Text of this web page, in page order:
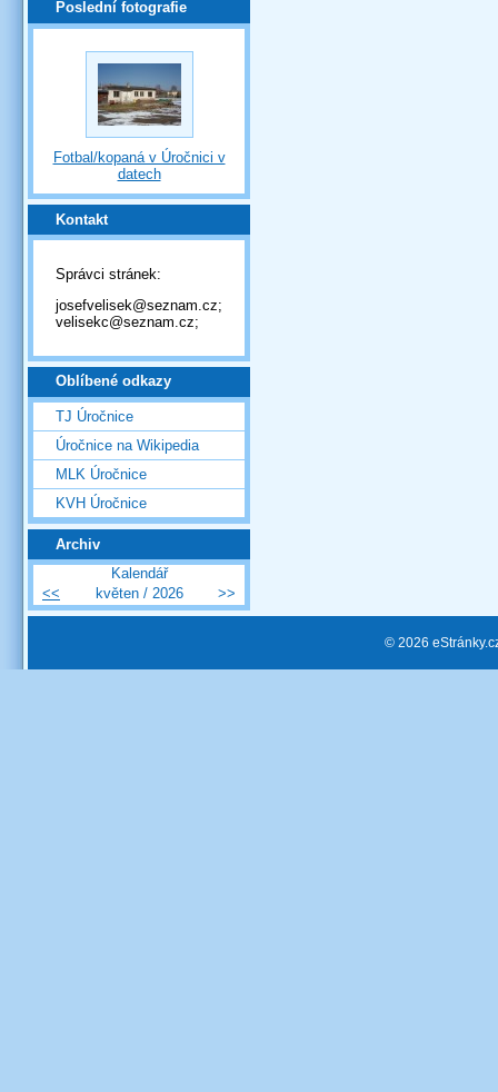
Poslední fotografie
Fotbal/kopaná v Úročnici v
datech
Kontakt
Správci stránek:
josefvelisek@seznam.cz;
velisekc@seznam.cz;
Oblíbené odkazy
TJ Úročnice
Úročnice na Wikipedia
MLK Úročnice
KVH Úročnice
Archiv
Kalendář
<<
květen / 2026 >>
© 2026